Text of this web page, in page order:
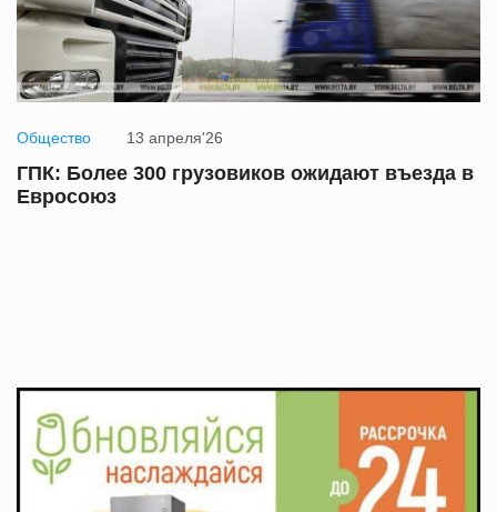
Общество 13 апреля'26
ГПК: Более 300 грузовиков ожидают въезда в
Евросоюз